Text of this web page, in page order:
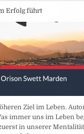
Erfolg führt
Ziel im Leben.
immer uns im Leben
in unserer